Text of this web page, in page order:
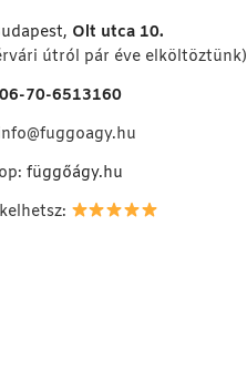
Olt utca 10.
útról pár éve elköltöztünk)
06-70-6513160
függőágy.hu